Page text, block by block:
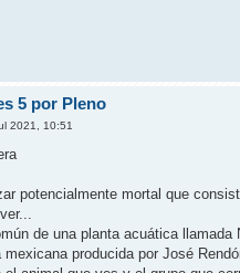
5 por Pleno
2021, 10:51
potencialmente mortal que
de una planta acuática llamada
mexicana producida por José